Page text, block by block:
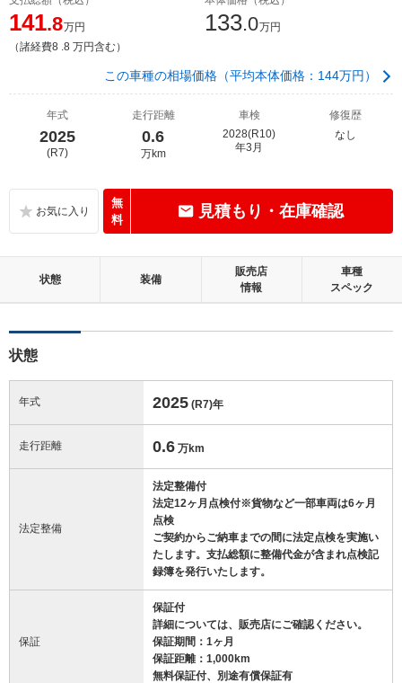
141.8万円
（諸経費8 .8 万円含む）
133.0万円
この車種の相場価格（平均本体価格：144万円）
年式
2025
(R7)
走行距離
0.6
万km
車検
2028(R10)
年3月
修復歴
なし
無
料
見積もり・在庫確認
状態 装備
販売店
情報
車種
スペック
状態
年式 2025 (R7)年
走行距離 0.6 万km
法定整備
法定整備付
法定12ヶ月点検付※貨物など一部車両は6ヶ月
点検
ご契約からご納車までの間に法定点検を実施い
たします。支払総額に整備代金が含まれ点検記
録簿を発行いたします。
保証
保証付
詳細については、販売店にご確認ください。
保証期間：1ヶ月
保証距離：1,000km
無料保証付、別途有償保証有